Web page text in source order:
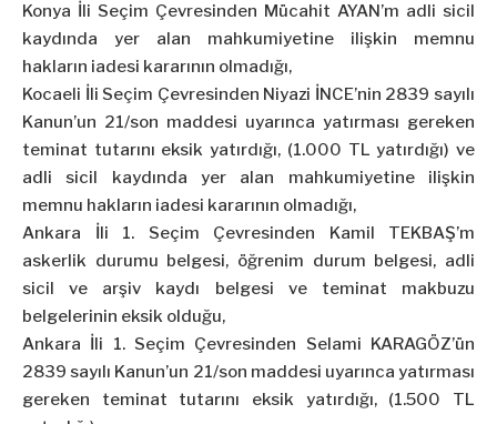
Konya İli Seçim Çevresinden Mücahit AYAN’m adli sicil
kaydında yer alan mahkumiyetine ilişkin memnu
hakların iadesi kararının olmadığı,
Kocaeli İli Seçim Çevresinden Niyazi İNCE’nin 2839 sayılı
Kanun’un 21/son maddesi uyarınca yatırması gereken
teminat tutarını eksik yatırdığı, (1.000 TL yatırdığı) ve
adli sicil kaydında yer alan mahkumiyetine ilişkin
memnu hakların iadesi kararının olmadığı,
Ankara İli 1. Seçim Çevresinden Kamil TEKBAŞ’m
askerlik durumu belgesi, öğrenim durum belgesi, adli
sicil ve arşiv kaydı belgesi ve teminat makbuzu
belgelerinin eksik olduğu,
Ankara İli 1. Seçim Çevresinden Selami KARAGÖZ’ün
2839 sayılı Kanun’un 21/son maddesi uyarınca yatırması
gereken teminat tutarını eksik yatırdığı, (1.500 TL